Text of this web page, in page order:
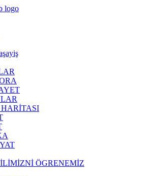
ÖGRENEMİZ